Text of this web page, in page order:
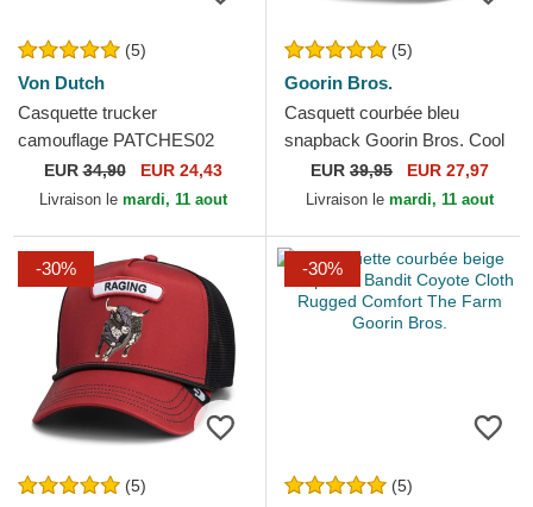
(5)
Von Dutch
Casquette trucker
camouflage PATCHES02
Von Dutch
EUR34,90 EUR 24,43
Livraison le mardi, 11 aout
(5)
Goorin Bros.
Casquett courbée bleu
snapback Goorin Bros. Cool
Cat Luxury Moon The Farm
Blue Hat The Farm...
EUR 39,95 EUR 27,97
Livraison le mardi, 11 aout
-30%
(5)
-30%
(5)